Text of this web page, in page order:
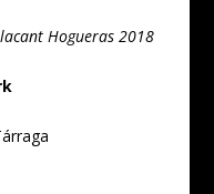
Hogueras 2018